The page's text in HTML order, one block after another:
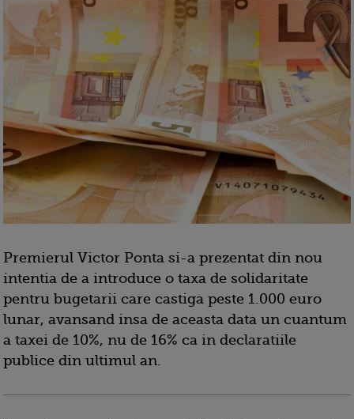
Premierul Victor Ponta si-a prezentat din nou
intentia de a introduce o taxa de solidaritate
pentru bugetarii care castiga peste 1.000 euro
lunar, avansand insa de aceasta data un cuantum
a taxei de 10%, nu de 16% ca in declaratiile
publice din ultimul an.